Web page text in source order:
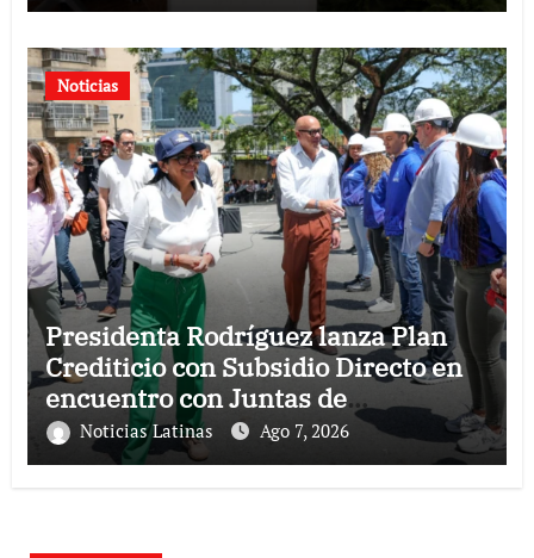
Noticias
Presidenta Rodríguez lanza Plan
Crediticio con Subsidio Directo en
encuentro con Juntas de
Condominio
Noticias Latinas Ago 7, 2026